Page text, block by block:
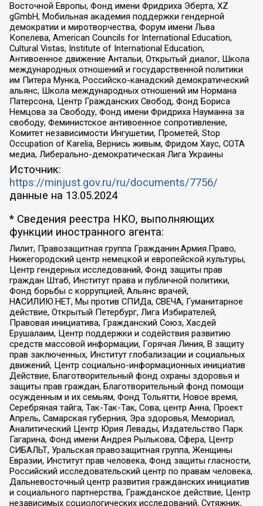
Восточной Европы, Фонд имени Фридриха Эберта, XZ
gGmbH, Мобильная академия поддержки гендерной
демократии и миротворчества, Форум имени Льва
Копелева, American Councils for International Education,
Cultural Vistas, Institute of International Education,
Антивоенное движение Антальи, Открытый диалог, Школа
международных отношений и государственной политики
им Питера Мунка, Российско-канадский демократический
альянс, Школа международных отношений им Нормана
Патерсона, Центр Гражданских Свобод, Фонд Бориса
Немцова за Свободу, Фонд имени Фридриха Науманна за
свободу, Феминистское антивоенное сопротивление,
Комитет независимости Ингушетии, Прометей, Stop
Occupation of Karelia, Вернись живым, Фридом Хаус, СОТА
медиа, Либерально-демократическая Лига Украины
Источник:
https://minjust.gov.ru/ru/documents/7756/
данные на 13.05.2024
* Сведения реестра НКО, выполняющих
функции иностранного агента:
Лилит, Правозащитная группа Гражданин.Армия.Право,
Нижегородский центр немецкой и европейской культуры,
Центр гендерных исследований, Фонд защиты прав
граждан Штаб, Институт права и публичной политики,
Фонд борьбы с коррупцией, Альянс врачей,
НАСИЛИЮ.НЕТ, Мы против СПИДа, СВЕЧА, Гуманитарное
действие, Открытый Петербург, Лига Избирателей,
Правовая инициатива, Гражданский Союз, Хасдей
Ерушалаим, Центр поддержки и содействия развитию
средств массовой информации, Горячая Линия, В защиту
прав заключенных, Институт глобализации и социальных
движений, Центр социально-информационных инициатив
Действие, Благотворительный фонд охраны здоровья и
защиты прав граждан, Благотворительный фонд помощи
осужденным и их семьям, Фонд Тольятти, Новое время,
Серебряная тайга, Так-Так-Так, Сова, центр Анна, Проект
Апрель, Самарская губерния, Эра здоровья, Мемориал,
Аналитический Центр Юрия Левады, Издательство Парк
Гагарина, Фонд имени Андрея Рылькова, Сфера, Центр
СИБАЛЬТ, Уральская правозащитная группа, Женщины
Евразии, Институт прав человека, Фонд защиты гласности,
Российский исследовательский центр по правам человека,
Дальневосточный центр развития гражданских инициатив
и социального партнерства, Гражданское действие, Центр
независимых социологических исследований, Сутяжник,